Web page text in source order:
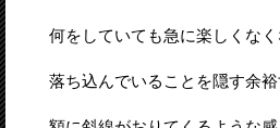
何をしていても急に楽しくなく
落ち込んでいることを隠す余裕